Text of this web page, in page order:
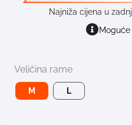
Najniža cijena u
Veličina rame
M L